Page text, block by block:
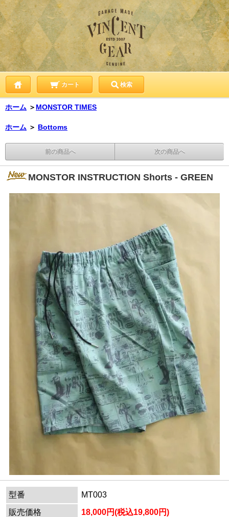
カート 検索
ホーム ＞ MONSTOR TIMES
ホーム ＞ Bottoms
前の商品へ 次の商品へ
MONSTOR INSTRUCTION Shorts - GREEN
型番
MT003
販売価格
18,000円(税込19,800円)